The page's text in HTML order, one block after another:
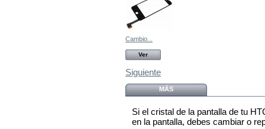
Cambio...
Ver
Siguiente
MÁS
Si el cristal de la pantalla de tu
en la pantalla, debes cambiar o